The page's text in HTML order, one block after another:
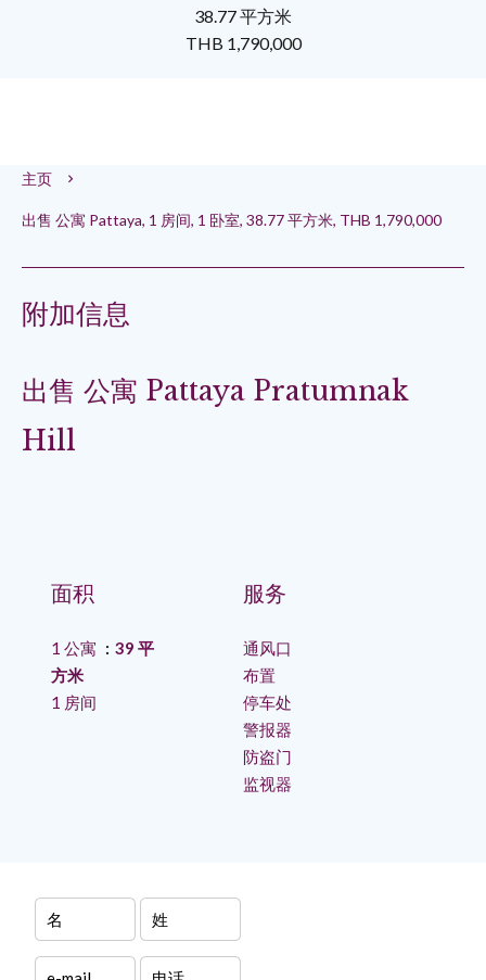
38.77 平方米
THB 1,790,000
主页
出售 公寓 Pattaya, 1 房间, 1 卧室, 38.77 平方米, THB 1,790,000
附加信息
出售 公寓 Pattaya Pratumnak
Hill
面积
1 公寓
39 平
方米
1 房间
服务
通风口
布置
停车处
警报器
防盗门
监视器